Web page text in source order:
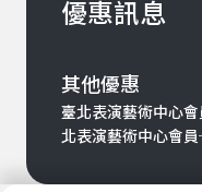
優惠訊息
其他優惠
臺北表演藝術中心
北表演藝術中心會